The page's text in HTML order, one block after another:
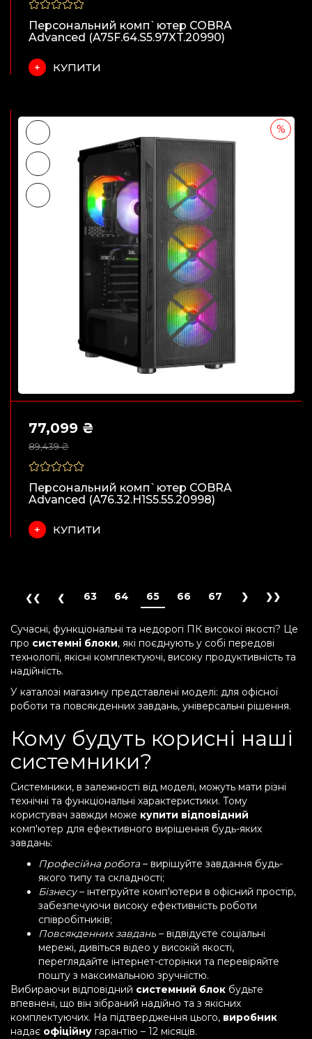
Персональний комп`ютер COBRA
Advanced (A75F.64.S5.97XT.20990)
КУПИТИ
89,439 ₴
77,099 ₴
Персональний комп`ютер COBRA
Advanced (A76.32.H1S5.55.20998)
КУПИТИ
63 64 65 66 67
Сучасні, функціональні та недорогі ПК високої якості? Це
про системні блоки, які поєднують у собі передові
технології, якісні комплектуючі, високу продуктивність та
надійність.
У каталозі магазину представлені моделі: для офісної
роботи та повсякденних завдань, універсальні рішення.
Кому будуть корисні наші
системники?
Системники, в залежності від моделі, можуть мати різні
технічні та функціональні характеристики. Тому
користувач завжди може купити відповідний
комп'ютер для ефективного вирішення будь-яких
завдань:
Професійна робота– вирішуйте завдання будь-
якого типу та складності;
Бізнесу– інтегруйте комп'ютери в офісний простір,
забезпечуючи високу ефективність роботи
співробітників;
Повсякденних завдань – відвідуєте соціальні
мережі, дивіться відео у високій якості,
переглядайте інтернет-сторінки та перевіряйте
пошту з максимальною зручністю.
Вибираючи відповідний системний блок будьте
впевнені, що він зібраний надійно та з якісних
комплектуючих. На підтвердження цього, виробник
надає офіційну гарантію – 12 місяців.